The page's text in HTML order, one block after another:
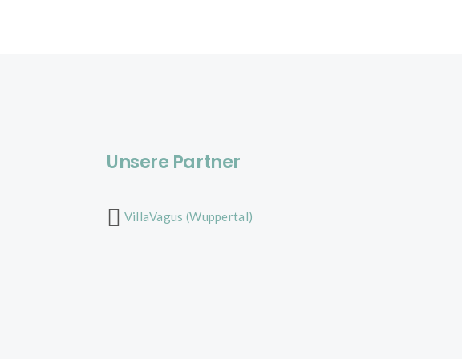
Unsere Partner
VillaVagus (Wuppertal)